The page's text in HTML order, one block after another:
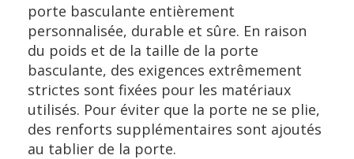
porte basculante entièrement
personnalisée, durable et sûre. En raison
du poids et de la taille de la porte
basculante, des exigences extrêmement
strictes sont fixées pour les matériaux
utilisés. Pour éviter que la porte ne se plie,
des renforts supplémentaires sont ajoutés
au tablier de la porte.